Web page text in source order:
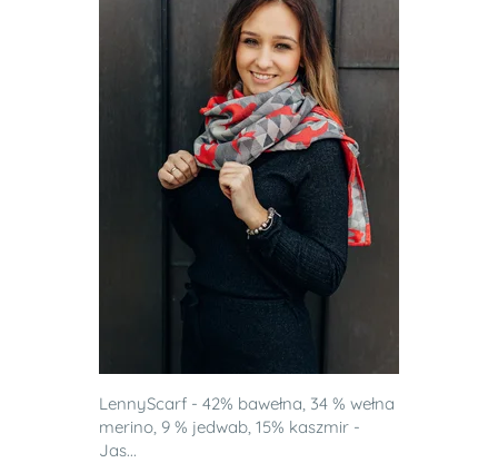
LennyScarf - 42% bawełna, 34 % wełna
merino, 9 % jedwab, 15% kaszmir -
Jas...